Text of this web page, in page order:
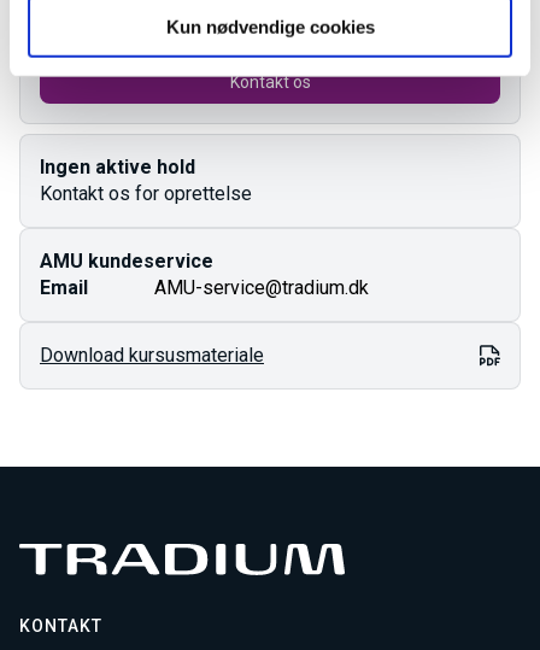
Kun nødvendige cookies
Ingen aktive hold
Kontakt os for oprettelse
AMU kundeservice
Email
AMU-service@tradium.dk
Download kursusmateriale
Kontakt os
KONTAKT